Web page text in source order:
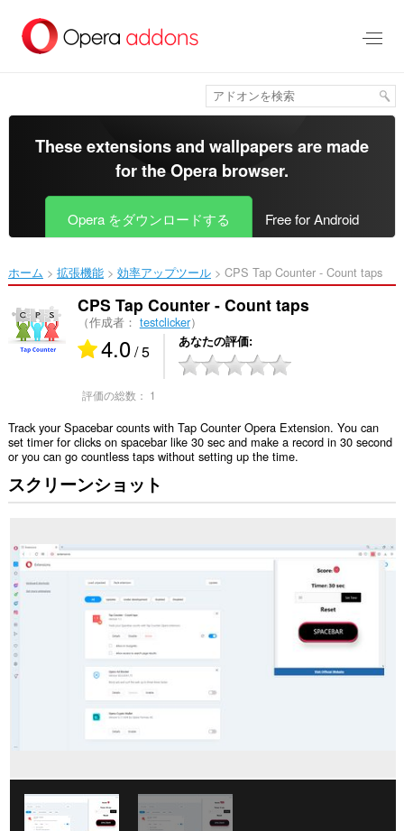
メ
ツ
移
These extensions and wallpapers are made
for theOpera browser.
Opera をダウンロードする Free for Android
ホーム 拡張機能 効率アップツール CPS Tap Counter - Count taps‎
CPS Tap Counter - Count taps
（作成者： testclicker）
4.0/ 5 あなたの評価
評価の総数： 1
Track your Spacebar counts with Tap Counter Opera Extension. You can
set timer for clicks on spacebar like 30 sec and make a record in 30 second
or you can go countless taps without setting up the time.
スクリーンショット